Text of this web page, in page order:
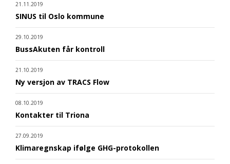
21.11.2019
SINUS til Oslo kommune
29.10.2019
BussAkuten får kontroll
21.10.2019
Ny versjon av TRACS Flow
08.10.2019
Kontakter til Triona
27.09.2019
Klimaregnskap ifølge GHG-protokollen